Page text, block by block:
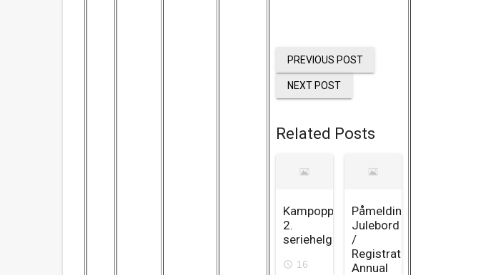
PREVIOUS POST
NEXT POST
Related Posts
Kampoppsett
2.
seriehelg
access_time 16
Påmelding
Julebord
/
Registration
Annual